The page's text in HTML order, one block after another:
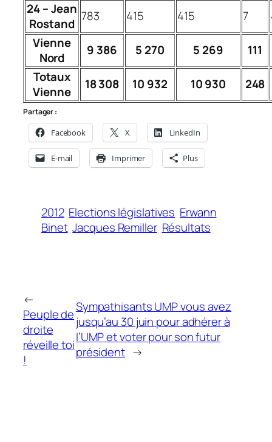
24 – Jean
Rostand 783 415 415 7
Vienne
Nord
9 386 5 270 5 269
111
Totaux
Vienne
18 308 10 932 10 930 248
Partager :
Facebook X LinkedIn
E-mail Imprimer Plus
2012 Elections législatives Erwann
Binet Jacques Remiller Résultats
←
Peuple de
droite
réveille toi
!
Sympathisants UMP vous avez
jusqu’au 30 juin pour adhérer à
l’UMP et voter pour son futur
président →